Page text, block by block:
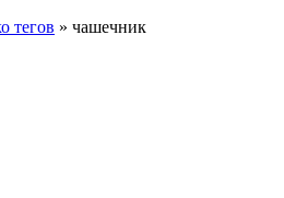
тегов » чашечник